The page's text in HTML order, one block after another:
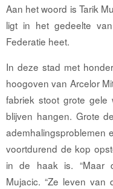
Aan het woord is Tarik
ligt in het gedeelte
Federatie heet.
In deze stad met
hoogoven van Arcelor
fabriek stoot grote
blijven hangen. Grote
ademhalingsproblemen
voortdurend de kop
in de haak is. “Maar
Mujacic. “Ze leven